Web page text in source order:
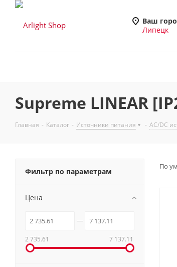
Ваш
Липецк
Supreme LINEAR
Главная - Каталог - Источники питания - AC/DC
По
Фильтр по параметрам
Цена
2 735.61 7 137.11